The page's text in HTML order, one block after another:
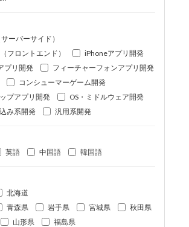
ーバーサイド）
フロントエンド）
iPhoneアプリ開発
プリ開発
フィーチャーフォンアプリ開発
コンシューマーゲーム開発
プアプリ開発
OS・ミドルウェア開発
み系開発
汎用系開発
英語 中国語 韓国語
北海道
青森県 岩手県 宮城県
秋田県
山形県
福島県